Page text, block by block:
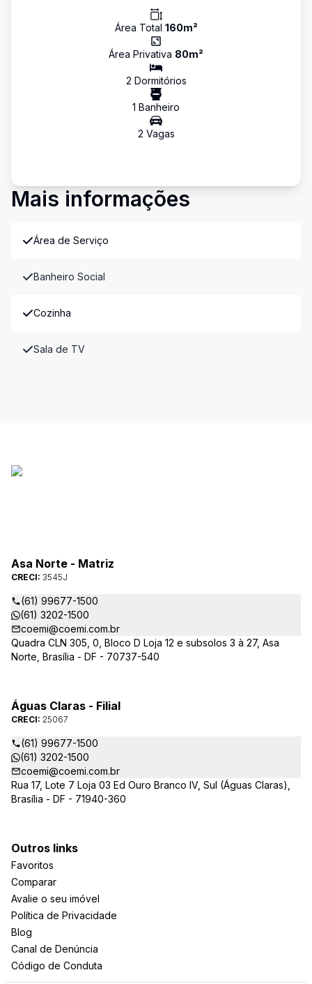
Área Total 160m²
Área Privativa 80m²
2 Dormitórios
1 Banheiro
2 Vagas
Mais informações
Área de Serviço
Banheiro Social
Cozinha
Sala de TV
Asa Norte - Matriz
CRECI: 3545J
(61) 99677-1500
(61) 3202-1500
coemi@coemi.com.br
Quadra CLN 305, 0, Bloco D Loja 12 e subsolos 3 à 27, Asa
Norte, Brasília - DF - 70737-540
Águas Claras - Filial
CRECI: 25067
(61) 99677-1500
(61) 3202-1500
coemi@coemi.com.br
Rua 17, Lote 7 Loja 03 Ed Ouro Branco IV, Sul (Águas Claras),
Brasília - DF - 71940-360
Outros links
Favoritos
Comparar
Avalie o seu imóvel
Política de Privacidade
Blog
Canal de Denúncia
Código de Conduta